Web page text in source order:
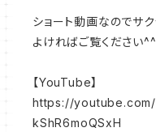
ショート動画なのでサク
よければご覧ください
【YouTube】
https://youtube.com/
kShR6moQSxH